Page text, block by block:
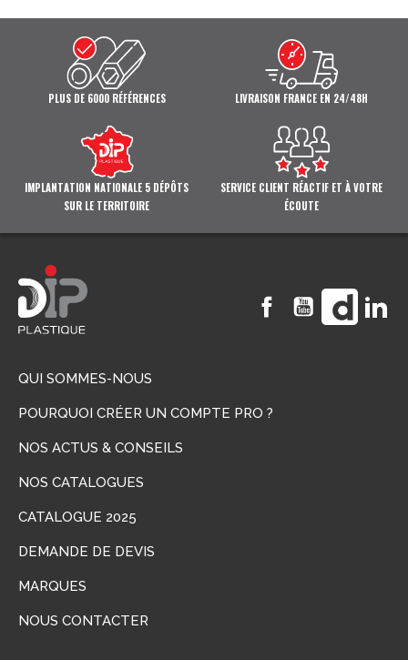
PLUS DE 6000 RÉFÉRENCES LIVRAISON FRANCE EN 24/48H
IMPLANTATION NATIONALE 5 DÉPÔTS
SUR LE TERRITOIRE
SERVICE CLIENT RÉACTIF ET À VOTRE
ÉCOUTE
FacebookYouTubeVimeo
QUI SOMMES-NOUS
POURQUOI CRÉER UN COMPTE PRO ?
NOS ACTUS & CONSEILS
NOS CATALOGUES
CATALOGUE 2025
DEMANDE DE DEVIS
MARQUES
NOUS CONTACTER